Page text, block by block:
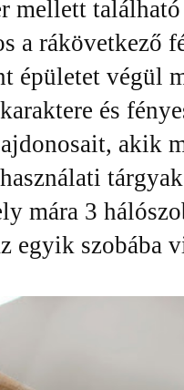
mellett
a rákövetkező
épületet végül
és
akik
mára 3
egyik szobába